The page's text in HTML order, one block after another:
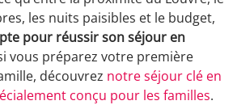
les nuits paisibles et le budget,
pour réussir son séjour en
vous préparez votre première
découvrez notre séjour clé en
conçu pour les familles.